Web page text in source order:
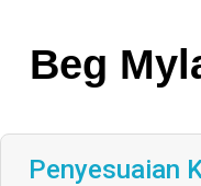
Beg
Penyesuaian